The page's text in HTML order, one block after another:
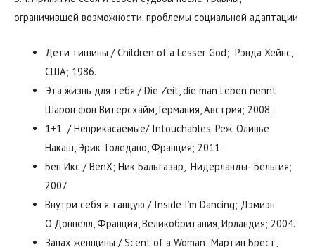
ограничившей возможности. проблемы социальной адаптации
Дети тишины / Children of a Lesser God; Рэнда Хейнс,
США; 1986.
Эта жизнь для тебя / Die Zeit, die man Leben nennt
Шарон фон Витерсхайм, Германия, Австрия; 2008.
1+1 / Неприкасаемые/ Intouchables. Реж. Оливье
Накаш, Эрик Толедано, Франция; 2011.
Бен Икс / BenX; Ник Бальтазар, Нидерланды- Бельгия;
2007.
Внутри себя я танцую / Inside I’m Dancing; Дэмиэн
О’Доннелл, Франция, Великобритания, Ирландия; 2004.
Запах женщины / Scent of a Woman; Мартин Брест,